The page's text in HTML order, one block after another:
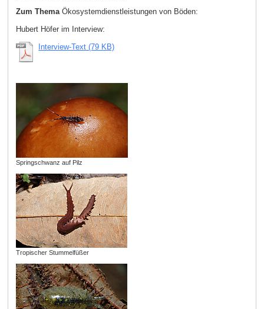
Zum ThemaÖkosystemdienstleistungen von Böden:
Hubert Höfer im Interview:
Interview-Text (79 KB)
Springschwanz auf Pilz
Tropischer Stummelfüßer